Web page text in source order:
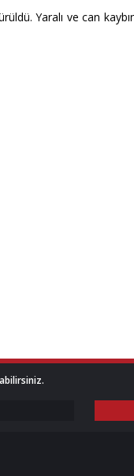
Yaralı ve can